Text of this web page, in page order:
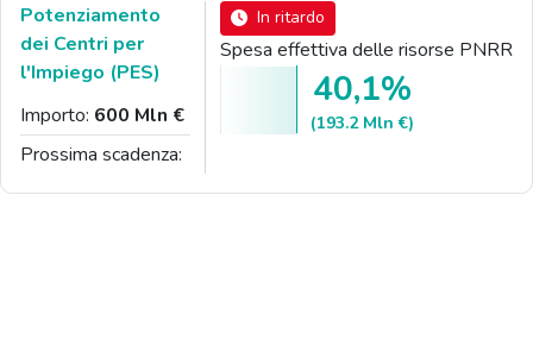
Potenziamento
dei Centri per
l'Impiego (PES)
Importo: 600 Mln €
Prossima scadenza:
In ritardo
Spesa effettiva delle risorse PNRR
40,1%
(193.2 Mln €)